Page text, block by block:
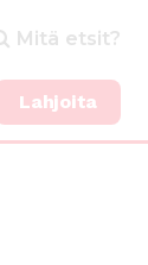
Mitä etsit?
Lahjoita